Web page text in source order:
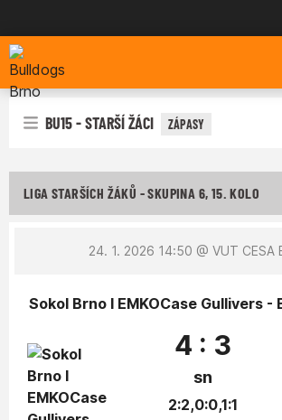
Bulldogs Brno
BU15 - STARŠÍ ŽÁCI ZÁPASY
LIGA STARŠÍCH ŽÁKŮ - SKUPINA 6, 15. KOLO
24. 1. 2026 14:50 @ VUT CESA
Sokol Brno I EMKOCase Gullivers -
4 : 3
sn
2:2,0:0,1:1